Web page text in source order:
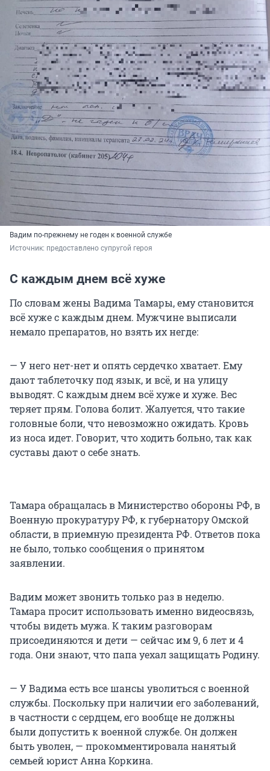
Вадим по-прежнему не годен к военной службе
Источник: предоставлено супругой героя
С каждым днем всё хуже
По словам жены Вадима Тамары, ему становится
всё хуже с каждым днем. Мужчине выписали
немало препаратов, но взять их негде:
— У него нет-нет и опять сердечко хватает. Ему
дают таблеточку под язык, и всё, и на улицу
выводят. С каждым днем всё хуже и хуже. Вес
теряет прям. Голова болит. Жалуется, что такие
головные боли, что невозможно ожидать. Кровь
из носа идет. Говорит, что ходить больно, так как
суставы дают о себе знать.
Тамара обращалась в Министерство обороны РФ, в
Военную прокуратуру РФ, к губернатору Омской
области, в приемную президента РФ. Ответов пока
не было, только сообщения о принятом
заявлении.
Вадим может звонить только раз в неделю.
Тамара просит использовать именно видеосвязь,
чтобы видеть мужа. К таким разговорам
присоединяются и дети — сейчас им 9, 6 лет и 4
года. Они знают, что папа уехал защищать Родину.
— У Вадима есть все шансы уволиться с военной
службы. Поскольку при наличии его заболеваний,
в частности с сердцем, его вообще не должны
были допустить к военной службе. Он должен
быть уволен, — прокомментировала нанятый
семьей юрист Анна Коркина.